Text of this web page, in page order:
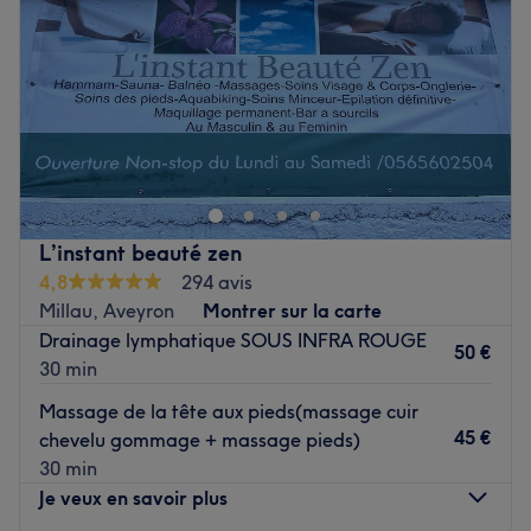
Vendredi
08:30–19:00
Samedi
08:00–14:00
Dimanche
Fermé
Plongez dans l'univers beauté du salon La Parenthèse
Beauté ! Cet espace à la fois moderne et authentique,
situé à Villefranche-de-Lauragais est l'adresse à
connaitre pour profiter d'un agréable moment de
détente, de partage et de convivialité le temps d'un
rendez-vous beauté.
Transport public le plus proche :
À quatre minutes à pied de la gare Villefranche-de-
Lauragais.
L’équipe :
Camille et Karla, vos expertes combinant la passion,
l'expérience et la créativité, sauront révéler votre
véritable beauté.
L’instant beauté zen
4,8
294 avis
Millau, Aveyron
Montrer sur la carte
Drainage lymphatique SOUS INFRA ROUGE
30 min
50 €
Massage de la tête aux pieds(massage cuir
chevelu gommage + massage pieds)
30 min
45 €
Je veux en savoir plus